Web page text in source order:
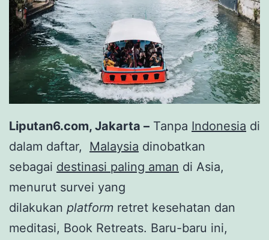
Liputan6.com, Jakarta – Tanpa Indonesia di
dalam daftar, Malaysia dinobatkan
sebagai destinasi paling aman di Asia,
menurut survei yang
dilakukan platform retret kesehatan dan
meditasi, Book Retreats. Baru-baru ini,